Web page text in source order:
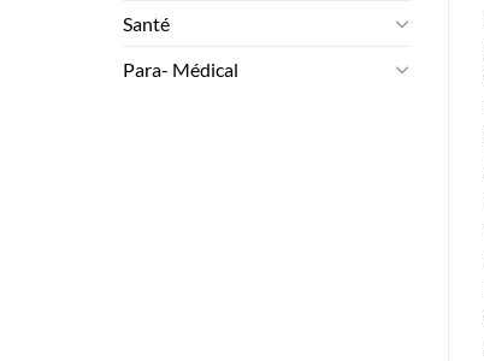
Santé
Para- Médical